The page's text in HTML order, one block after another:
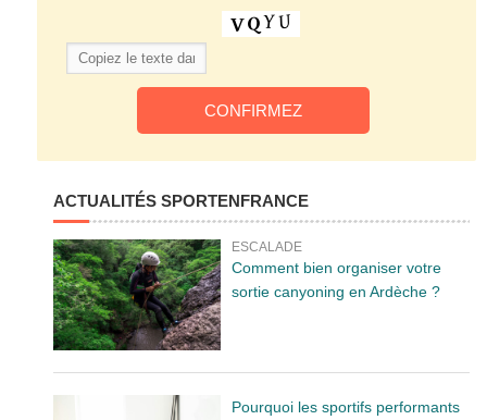
ACTUALITÉS SPORTENFRANCE
ESCALADE
Comment bien organiser votre
sortie canyoning en Ardèche ?
Pourquoi les sportifs performants